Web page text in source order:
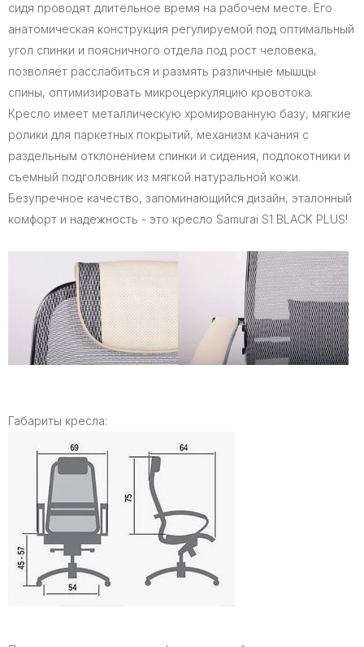
сидя проводят длительное время на рабочем месте. Его
анатомическая конструкция регулируемой под оптимальный
угол спинки и поясничного отдела под рост человека,
позволяет расслабиться и размять различные мышцы
спины, оптимизировать микроцеркуляцию кровотока.
Кресло имеет металлическую хромированную базу, мягкие
ролики для паркетных покрытий, механизм качания с
раздельным отклонением спинки и сидения, подлокотники и
съемный подголовник из мягкой натуральной кожи.
Безупречное качество, запоминающийся дизайн, эталонный
комфорт и надежность - это кресло Samurai S1 BLACK PLUS!
Габариты кресла: